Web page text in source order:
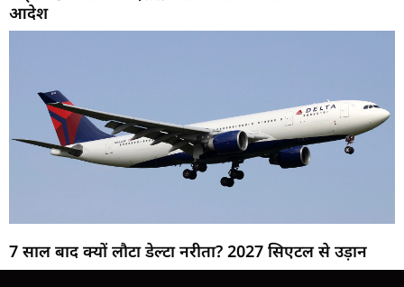
आदेश
7 साल बाद क्यों लौटा डेल्टा नरीता? 2027 सिएटल से उड़ान